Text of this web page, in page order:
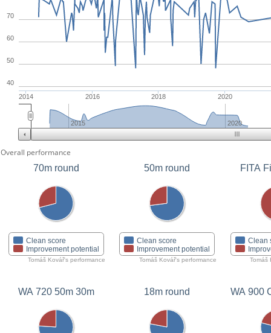
2014 2016 2018 2020
40
50
60
70
2020
2015
Overall performance
70m round
Clean score
Improvement potential
Tomáš Kovář's performance
50m round
Clean score
Improvement potential
Tomáš Kovář's performance
FITA
Clean
Tomáš
WA 720 50m 30m 18m round WA 900